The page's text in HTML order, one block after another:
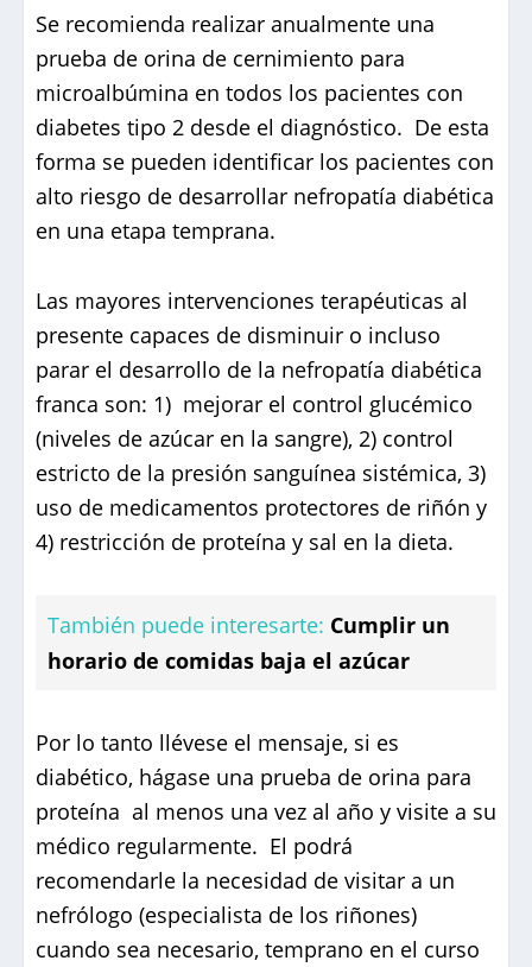
Se recomienda realizar anualmente una
prueba de orina de cernimiento para
microalbúmina en todos los pacientes con
diabetes tipo 2 desde el diagnóstico. De esta
forma se pueden identificar los pacientes con
alto riesgo de desarrollar nefropatía diabética
en una etapa temprana.
Las mayores intervenciones terapéuticas al
presente capaces de disminuir o incluso
parar el desarrollo de la nefropatía diabética
franca son: 1) mejorar el control glucémico
(niveles de azúcar en la sangre), 2) control
estricto de la presión sanguínea sistémica, 3)
uso de medicamentos protectores de riñón y
4) restricción de proteína y sal en la dieta.
También puede interesarte: Cumplir un
horario de comidas baja el azúcar
Por lo tanto llévese el mensaje, si es
diabético, hágase una prueba de orina para
proteína al menos una vez al año y visite a su
médico regularmente. El podrá
recomendarle la necesidad de visitar a un
nefrólogo (especialista de los riñones)
cuando sea necesario, temprano en el curso